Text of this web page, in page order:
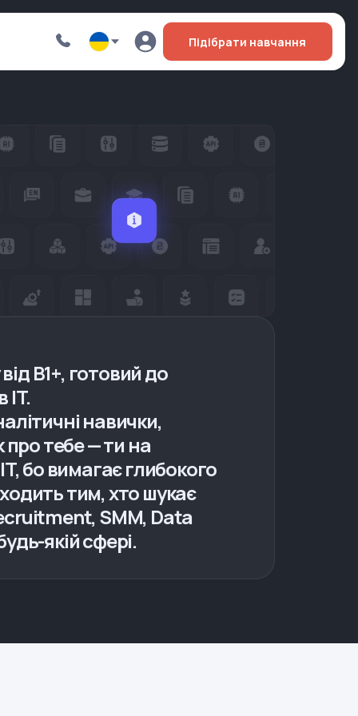
Підібрати навчання
B1+, готовий до
IT.
навички,
про тебе — ти на
бо вимагає глибокого
тим, хто шукає
SMM, Data
якій сфері.